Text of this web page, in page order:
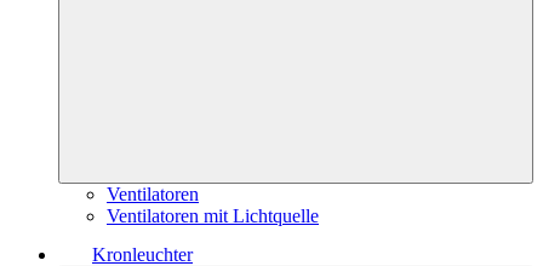
Ventilatoren
Ventilatoren mit Lichtquelle
Kronleuchter